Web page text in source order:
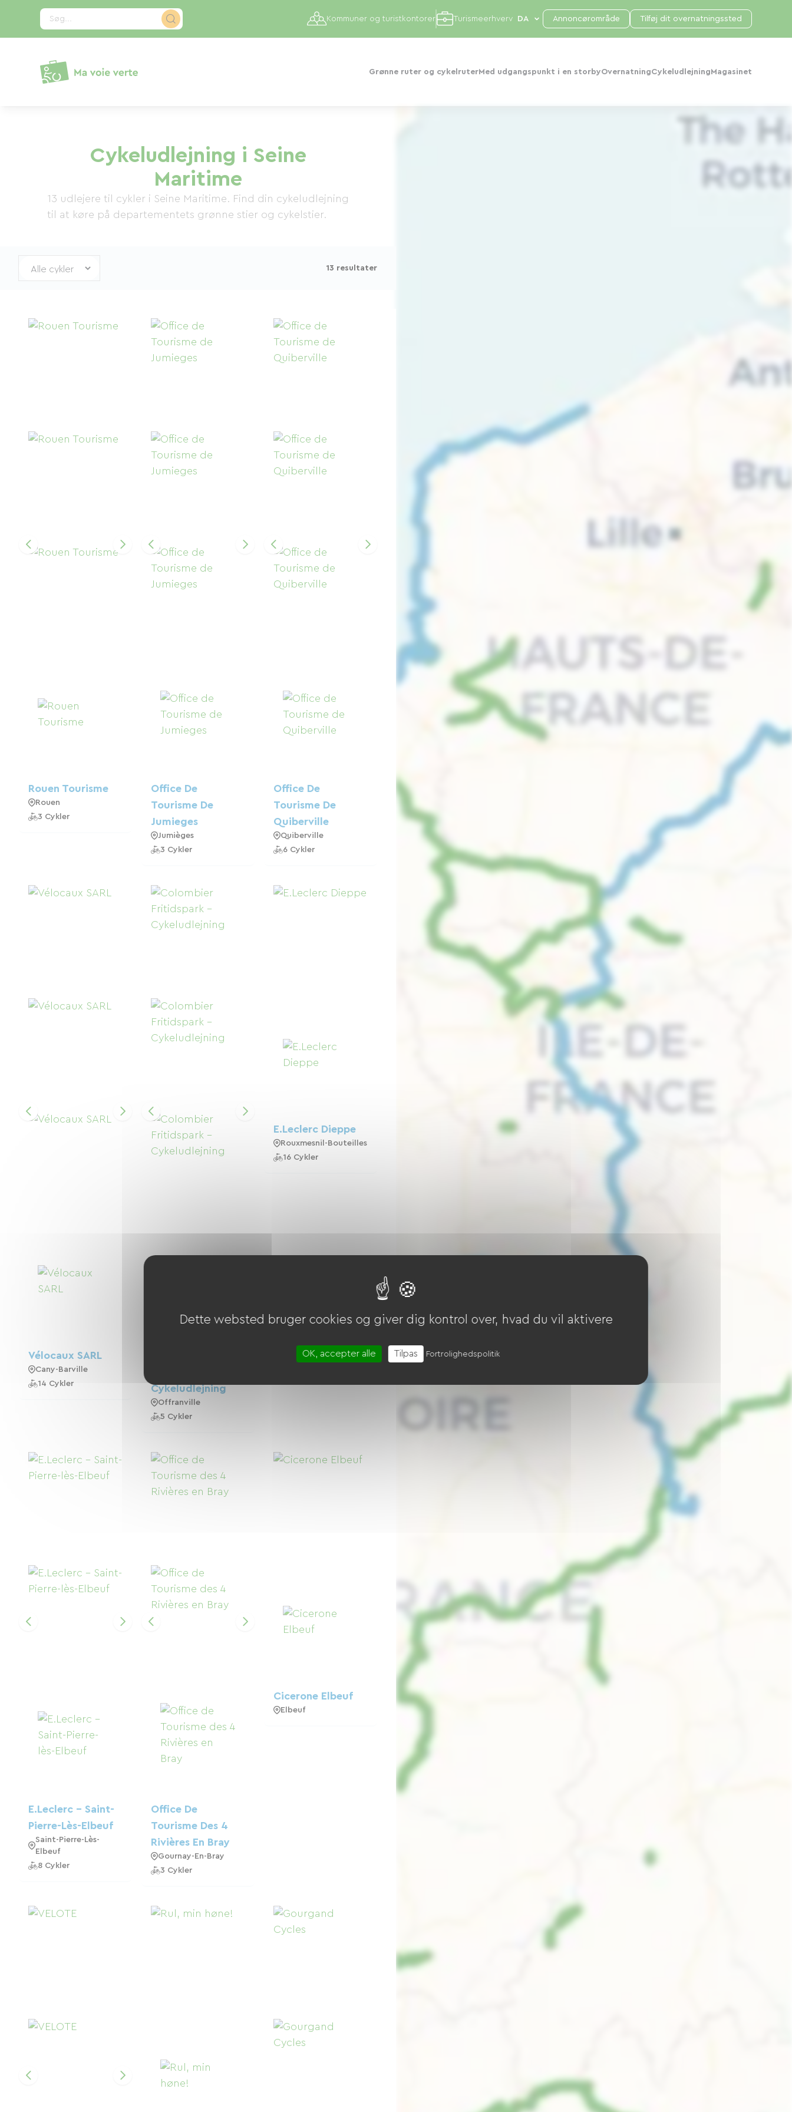
Søg...
Grønne ruter og cykelruterMed udgangspunkt i en storbyOvernatningCykeludlejning Magasinet
Kommuner og turistkontorer Turismeerhverv Annoncørområde Tilføj dit overnatningssted
Cykeludlejning i Seine
Maritime
13 udlejere til cykler i Seine Maritime. Find din cykeludlejning
til at køre på departementets grønne stier og cykelstier.
13 resultater
Rouen Tourisme
Rouen
3 Cykler
Office De
Tourisme De
Jumieges
Jumièges
3 Cykler
Office De
Tourisme De
Quiberville
Quiberville
6 Cykler
Vélocaux SARL
Cany-Barville
14 Cykler
Cykeludlejning
Offranville
5 Cykler
E.Leclerc Dieppe
Rouxmesnil-Bouteilles
16 Cykler
E.Leclerc - Saint-
Pierre-Lès-Elbeuf
Saint-Pierre-Lès-
Elbeuf
8 Cykler
Office De
Tourisme Des 4
Rivières En Bray
Gournay-En-Bray
3 Cykler
Cicerone Elbeuf
Elbeuf
CCookie-styringspanel
Dette websted bruger cookies og giver dig kontrol over, hvad du vil aktivere
OK, accepter alle Tilpas Fortrolighedspolitik